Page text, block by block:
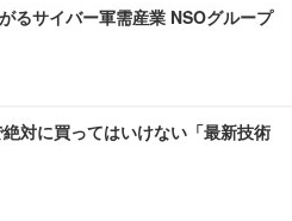
るサイバー軍需産業 NSOグループ
対に買ってはいけない「最新技術